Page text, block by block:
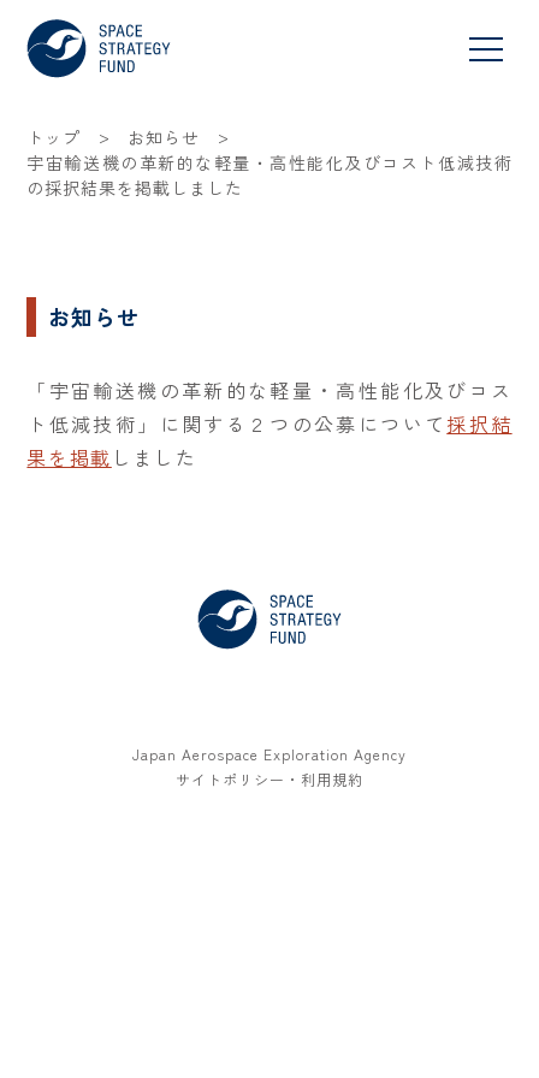
トップ > お知らせ
>
宇宙輸送機の革新的な軽量・高性能化及びコスト低減技術
の採択結果を掲載しました
お知らせ
「宇宙輸送機の革新的な軽量・高性能化及びコス
ト低減技術」に関する２つの公募について 採択結
果を掲載 しました
Japan Aerospace Exploration Agency
サイトポリシー・利用規約